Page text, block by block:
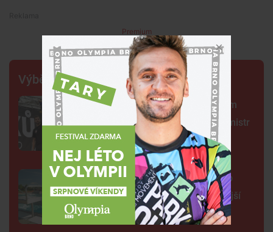
Premium
Výběr šéfredaktora
Centrum Brna ovládli šermíři. Jsem
jako Kung Fu Panda, řekl čerstvý mistr
světa
Na plovárně ve Znojmě se popralo
třicet lidí. Přibudou kamery i častější
hlídky